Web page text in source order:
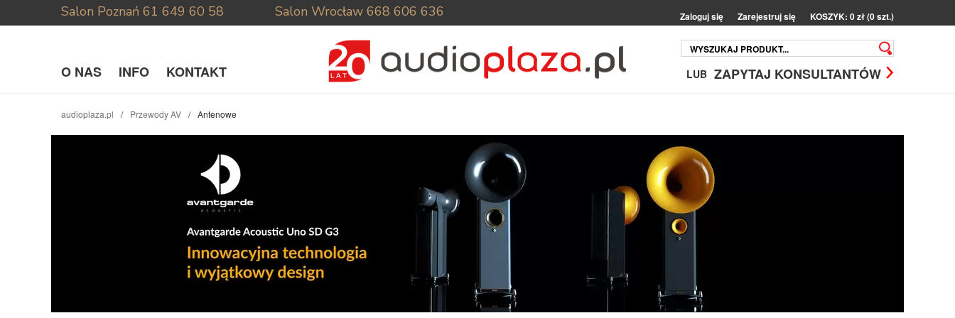
Salon Poznań 61 649 60 58 Salon Wrocław 668 606 636 Zaloguj się Zarejestruj się KOSZYK: 0 zł (0 szt.)
O NAS INFO KONTAKT LUB ZAPYTAJ KONSULTANTÓW
audioplaza.pl Przewody AV Antenowe